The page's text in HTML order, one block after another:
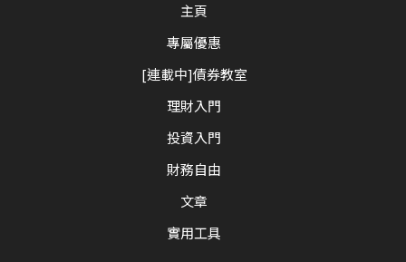
主頁
專屬優惠
[連載中]債券教室
理財入門
投資入門
財務自由
文章
實用工具